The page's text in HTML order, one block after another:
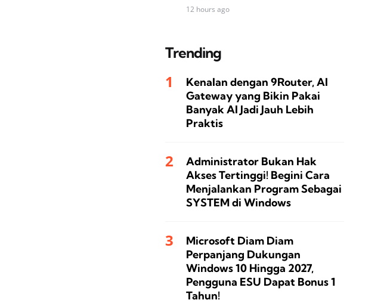
12 hours ago
Trending
Kenalan dengan 9Router, AI
Gateway yang Bikin Pakai
Banyak AI Jadi Jauh Lebih
Praktis
Administrator Bukan Hak
Akses Tertinggi! Begini Cara
Menjalankan Program Sebagai
SYSTEM di Windows
Microsoft Diam Diam
Perpanjang Dukungan
Windows 10 Hingga 2027,
Pengguna ESU Dapat Bonus 1
Tahun!